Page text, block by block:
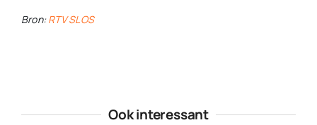
Bron:RTV SLOS
Ook interessant